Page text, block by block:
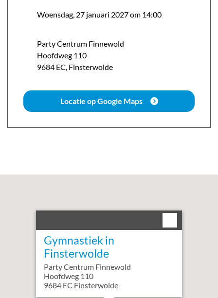
Woensdag, 27 januari 2027 om 14:00
Party Centrum Finnewold
Hoofdweg 110
9684 EC, Finsterwolde
Locatie op Google Maps
Gymnastiek in
Finsterwolde
Party Centrum Finnewold
Hoofdweg 110
9684 EC Finsterwolde